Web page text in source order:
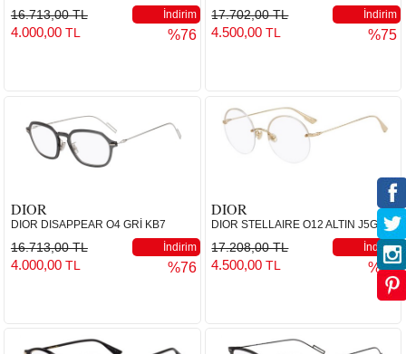
16.713,00 TL İndirim
4.000,00 TL %76
17.702,00 TL İndirim
4.500,00TL %75
DIOR
DIOR DISAPPEAR O4 GRİ KB7
16.713,00 TL İndirim
4.000,00 TL %76
DIOR
DIOR STELLAIRE O12 ALTIN J5G
17.208,00 TL İndirim
4.500,00TL %74